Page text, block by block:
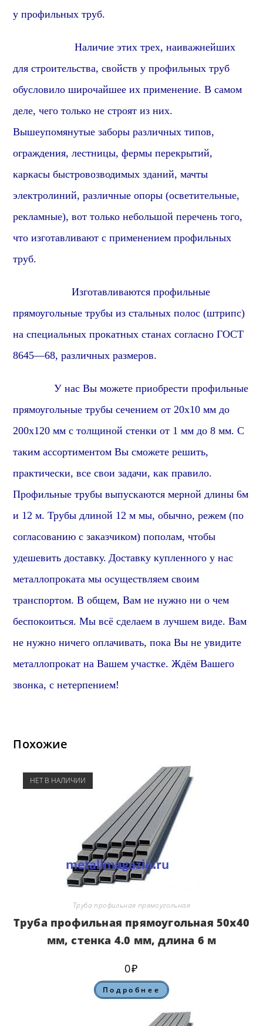
упрофильных труб.
Наличие этих трех, наиважнейших
для строительства, свойств у профильных труб
обусловило широчайшее их применение. В самом
деле, чего только не строят из них.
Вышеупомянутые заборы различных типов,
ограждения, лестницы, фермы перекрытий,
каркасы быстровозводимых зданий, мачты
электролиний, различные опоры (осветительные,
рекламные), вот только небольшой перечень того,
что изготавливают с применением профильных
труб.
Изготавливаютсяпрофильные
прямоугольныетрубы из стальных полос (штрипс)
на специальных прокатных станах согласно ГОСТ
8645—68, различных размеров.
У нас Вы можете приобрестипрофильные
прямоугольные трубы сечением от20х10 мм до
200х120 мм с толщиной стенки от 1 мм до 8 мм. С
таким ассортиментом Вы сможете решить,
практически, все свои задачи, как правило.
Профильные трубы выпускаются мерной длины 6м
и 12 м. Трубы длиной 12 м мы, обычно, режем (по
согласованию с заказчиком) пополам, чтобы
удешевить доставку. Доставку купленного у нас
металлопроката мы осуществляем своим
транспортом. В общем, Вам не нужно ни о чем
беспокоиться. Мы всё сделаем в лучшем виде. Вам
не нужно ничего оплачивать, пока Вы не увидите
металлопрокат на Вашем участке. Ждём Вашего
звонка, с нетерпением!
Похожие
НЕТ В НАЛИЧИИ
Труба профильная прямоугольная
Труба профильная прямоугольная 50х40
мм, стенка 4.0 мм, длина 6 м
0₽
Подробнее